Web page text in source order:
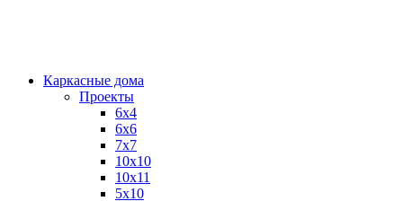
Каркасные дома
Проекты
6х4
6х6
7х7
10х10
10х11
5х10